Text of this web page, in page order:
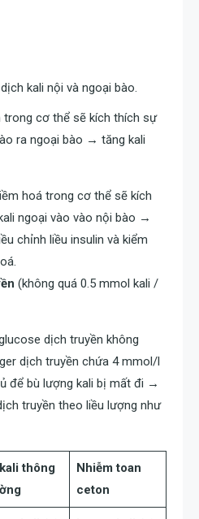
kali nội và ngoại bào.
trong cơ thể sẽ kích thích sự
ra ngoại bào → tăng kali
hoá trong cơ thể sẽ kích
ngoại vào vào nội bào →
chỉnh liều insulin và kiểm
(không quá 0.5 mmol kali /
dịch truyền không
dịch truyền chứa 4 mmol/l
để bù lượng kali bị mất đi →
truyền theo liều lượng như
thông
Nhiễm toan
ceton